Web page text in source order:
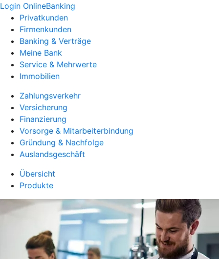
Login OnlineBanking
Privatkunden
Firmenkunden
Banking & Verträge
Meine Bank
Service & Mehrwerte
Immobilien
Zahlungsverkehr
Versicherung
Finanzierung
Vorsorge & Mitarbeiterbindung
Gründung & Nachfolge
Auslandsgeschäft
Übersicht
Produkte